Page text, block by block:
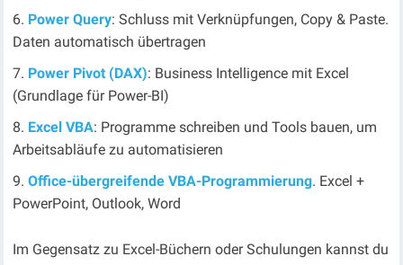
Power Query: Schluss mit Verknüpfungen, Copy & Paste.
Daten automatisch übertragen
Power Pivot (DAX): Business Intelligence mit Excel
(Grundlage für Power-BI)
Excel VBA: Programme schreiben und Tools bauen, um
Arbeitsabläufe zu automatisieren
Office-übergreifende VBA-Programmierung. Excel +
PowerPoint, Outlook, Word
Im Gegensatz zu Excel-Büchern oder Schulungen kannst du